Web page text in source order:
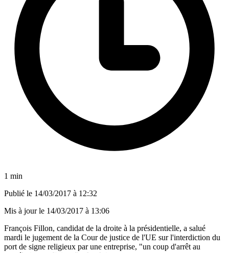
1 min
Publié le 14/03/2017 à 12:32
Mis à jour le 14/03/2017 à 13:06
François Fillon, candidat de la droite à la présidentielle, a salué
mardi le jugement de la Cour de justice de l'UE sur l'interdiction du
port de signe religieux par une entreprise, "un coup d'arrêt au